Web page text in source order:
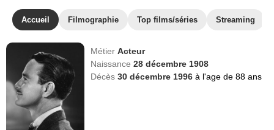
Accueil Filmographie Top films/séries Streaming
MétierActeur
Naissance28 décembre 1908
Décès30 décembre 1996à l'age de 88 ans